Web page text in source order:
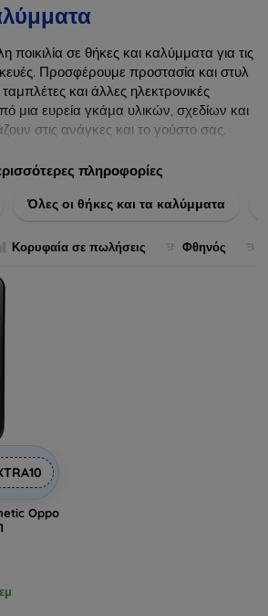
σε θήκες και καλύμματα για τις
Προσφέρουμε προστασία και στυλ
και άλλες ηλεκτρονικές
μια ευρεία γκάμα υλικών, σχεδίων και
στις ανάγκες και το γούστο σας.
ενώ παράλληλα δίνετε ένα
των συσκευών σας με τις κορυφαίες
πληροφορίες
Όλες οι θήκες και τα καλύμματα
Κορυφαία σε πωλήσεις Φθηνός
Oppo